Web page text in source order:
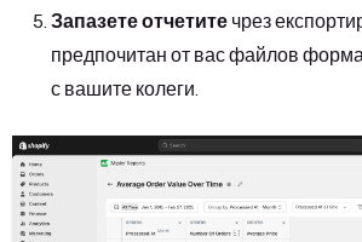
Запазете отчетите чрез
предпочитан от вас файлов
с вашите колеги.